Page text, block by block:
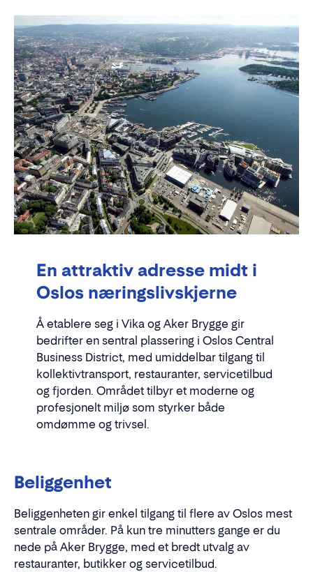
En attraktiv adresse midt i
Oslos næringslivskjerne
Å etablere seg i Vika og Aker Brygge gir
bedrifter en sentral plassering i Oslos Central
Business District, med umiddelbar tilgang til
kollektivtransport, restauranter, servicetilbud
og fjorden. Området tilbyr et moderne og
profesjonelt miljø som styrker både
omdømme og trivsel.
Beliggenhet
Beliggenheten gir enkel tilgang til flere av Oslos mest
sentrale områder. På kun tre minutters gange er du
nede på Aker Brygge, med et bredt utvalg av
restauranter, butikker og servicetilbud.